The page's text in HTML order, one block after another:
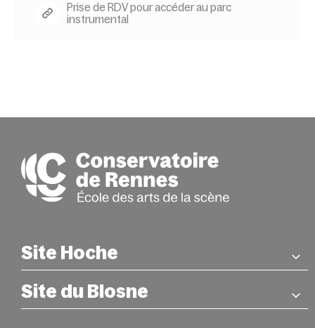
Prise de RDV pour accéder au parc
instrumental
Site Hoche
COORDONNÉES
26 rue Hoche – Rennes
Site du Blosne